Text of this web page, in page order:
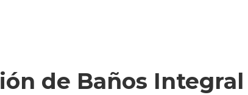
de Baños Integral